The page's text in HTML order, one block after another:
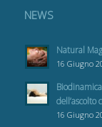
NEWS
Natural
16 Giugno
dell’ascolto
16 Giugno